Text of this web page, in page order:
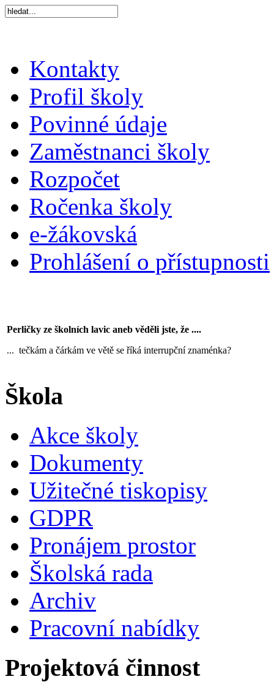
Kontakty
Profil školy
Povinné údaje
Zaměstnanci školy
Rozpočet
Ročenka školy
e-žákovská
Prohlášení o přístupnosti
Perličky ze školních lavic aneb věděli jste, že ....
... tečkám a čárkám ve větě se říká interrupční znaménka?
Škola
Akce školy
Dokumenty
Užitečné tiskopisy
GDPR
Pronájem prostor
Školská rada
Archiv
Pracovní nabídky
Projektová činnost